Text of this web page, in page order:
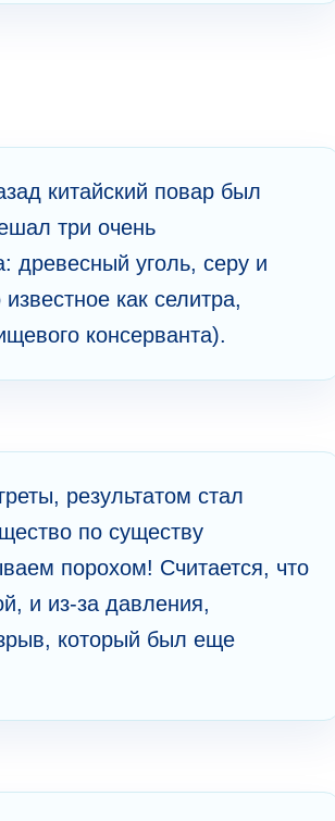
китайский повар был
три очень
древесный уголь, серу и
как селитра,
консерванта).
результатом стал
по существу
порохом! Считается, что
и из-за давления,
который был еще